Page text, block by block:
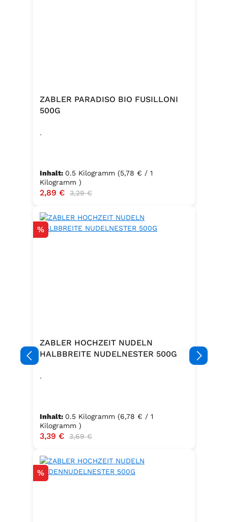
ZABLER PARADISO BIO FUSILLONI
500G
.
Inhalt: 0.5 Kilogramm (5,78 € / 1
Kilogramm )
Verkaufspreis:
2,89 € Regulärer Preis:
3,29 €
Rabatt
%
ZABLER HOCHZEIT NUDELN
HALBBREITE NUDELNESTER 500G
.
Inhalt: 0.5 Kilogramm (6,78 € / 1
Kilogramm )
Verkaufspreis:
3,39 € Regulärer Preis:
3,69 €
Rabatt
%